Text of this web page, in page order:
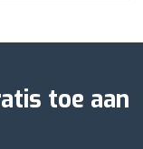
toe aan